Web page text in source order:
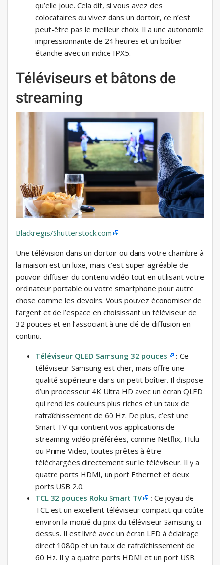
qu’elle joue. Cela dit, si vous avez des
colocataires ou vivez dans un dortoir, ce n’est
peut-être pas le meilleur choix. Il a une autonomie
impressionnante de 24 heures et un boîtier
étanche avec un indice IPX5.
Téléviseurs et bâtons de
streaming
Blackregis/Shutterstock.com
Une télévision dans un dortoir ou dans votre chambre à
la maison est un luxe, mais c’est super agréable de
pouvoir diffuser du contenu vidéo tout en utilisant votre
ordinateur portable ou votre smartphone pour autre
chose comme les devoirs. Vous pouvez économiser de
l’argent et de l’espace en choisissant un téléviseur de
32 pouces et en l’associant à une clé de diffusion en
continu.
Téléviseur QLED Samsung 32 pouces : Ce
téléviseur Samsung est cher, mais offre une
qualité supérieure dans un petit boîtier. Il dispose
d’un processeur 4K Ultra HD avec un écran QLED
qui rend les couleurs plus riches et un taux de
rafraîchissement de 60 Hz. De plus, c’est une
Smart TV qui contient vos applications de
streaming vidéo préférées, comme Netflix, Hulu
ou Prime Video, toutes prêtes à être
téléchargées directement sur le téléviseur. Il y a
quatre ports HDMI, un port Ethernet et deux
ports USB 2.0.
TCL 32 pouces Roku Smart TV
: Ce joyau de
TCL est un excellent téléviseur compact qui coûte
environ la moitié du prix du téléviseur Samsung ci-
dessus. Il est livré avec un écran LED à éclairage
direct 1080p et un taux de rafraîchissement de
60 Hz. Il y a quatre ports HDMI et un port USB.